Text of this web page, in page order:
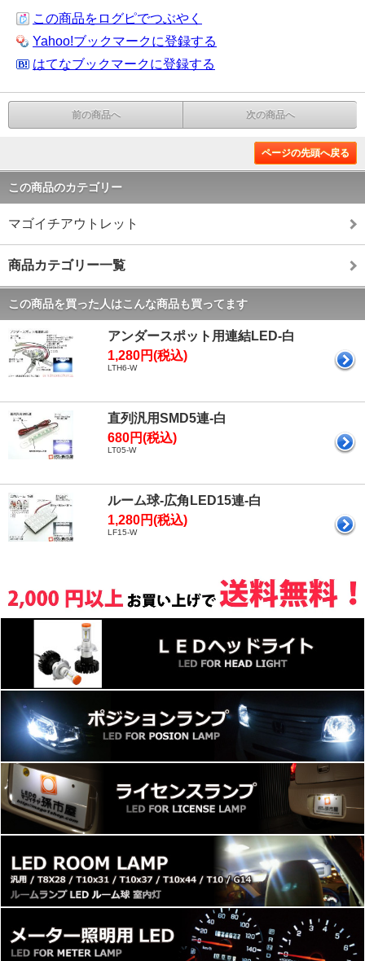
この商品をログピでつぶやく
Yahoo!ブックマークに登録する
はてなブックマークに登録する
前の商品へ 次の商品へ
ページの先頭へ戻る
この商品のカテゴリー
マゴイチアウトレット
商品カテゴリー一覧
この商品を買った人はこんな商品も買ってます
アンダースポット用連結LED-白
1,280円(税込)
LTH6-W
直列汎用SMD5連-白
680円(税込)
LT05-W
ルーム球-広角LED15連-白
1,280円(税込)
LF15-W